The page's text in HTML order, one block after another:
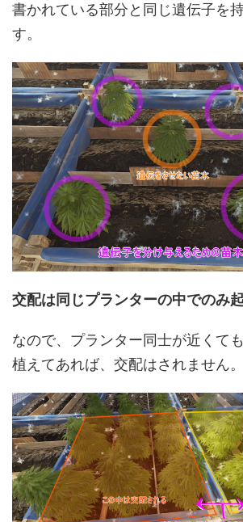
書かれている部分と同じ遺伝子を
す。
交配は同じプランターの中でのみ起
なので、プランター同士が近くて
植えてあれば、交配はされません。